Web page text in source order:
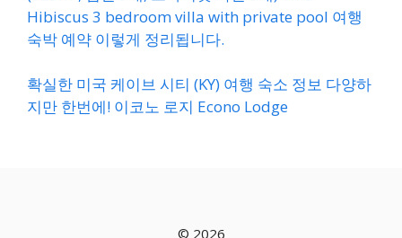
Hibiscus 3 bedroom villa with private pool 여행
숙박 예약 이렇게 정리됩니다.
확실한 미국 케이브 시티 (KY) 여행 숙소 정보 다양하
지만 한번에! 이코노 로지 Econo Lodge
© 2026